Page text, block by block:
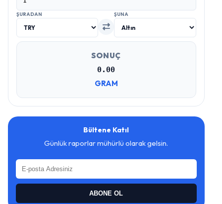
ŞURADAN ŞUNA
SONUÇ
0.00
GRAM
Bültene Katıl
Günlük raporlar mühürlü olarak gelsin.
ABONE OL